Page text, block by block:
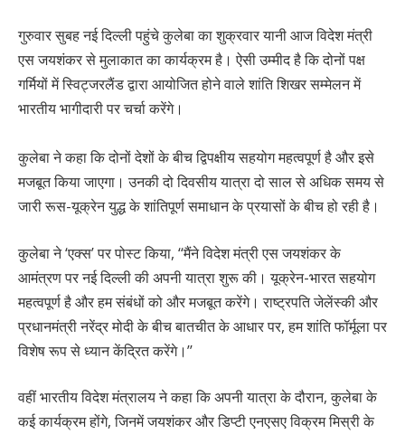
गुरुवार सुबह नई दिल्ली पहुंचे कुलेबा का शुक्रवार यानी आज विदेश मंत्री
एस जयशंकर से मुलाकात का कार्यक्रम है। ऐसी उम्मीद है कि दोनों पक्ष
गर्मियों में स्विट्जरलैंड द्वारा आयोजित होने वाले शांति शिखर सम्मेलन में
भारतीय भागीदारी पर चर्चा करेंगे।
कुलेबा ने कहा कि दोनों देशों के बीच द्विपक्षीय सहयोग महत्वपूर्ण है और इसे
मजबूत किया जाएगा। उनकी दो दिवसीय यात्रा दो साल से अधिक समय से
जारी रूस-यूक्रेन युद्ध के शांतिपूर्ण समाधान के प्रयासों के बीच हो रही है।
कुलेबा ने ‘एक्स’ पर पोस्ट किया, ‘‘मैंने विदेश मंत्री एस जयशंकर के
आमंत्रण पर नई दिल्ली की अपनी यात्रा शुरू की। यूक्रेन-भारत सहयोग
महत्वपूर्ण है और हम संबंधों को और मजबूत करेंगे। राष्ट्रपति जेलेंस्की और
प्रधानमंत्री नरेंद्र मोदी के बीच बातचीत के आधार पर, हम शांति फॉर्मूला पर
विशेष रूप से ध्यान केंद्रित करेंगे।’’
वहीं भारतीय विदेश मंत्रालय ने कहा कि अपनी यात्रा के दौरान, कुलेबा के
कई कार्यक्रम होंगे, जिनमें जयशंकर और डिप्टी एनएसए विक्रम मिस्री के